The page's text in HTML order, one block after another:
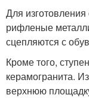
Для
рифленые
сцепляются с
Кроме того,
керамогранита.
верхнюю